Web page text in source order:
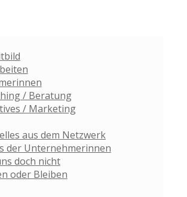
/ Beratung
/ Marketing
aus dem Netzwerk
der Unternehmerinnen
doch nicht
oder Bleiben